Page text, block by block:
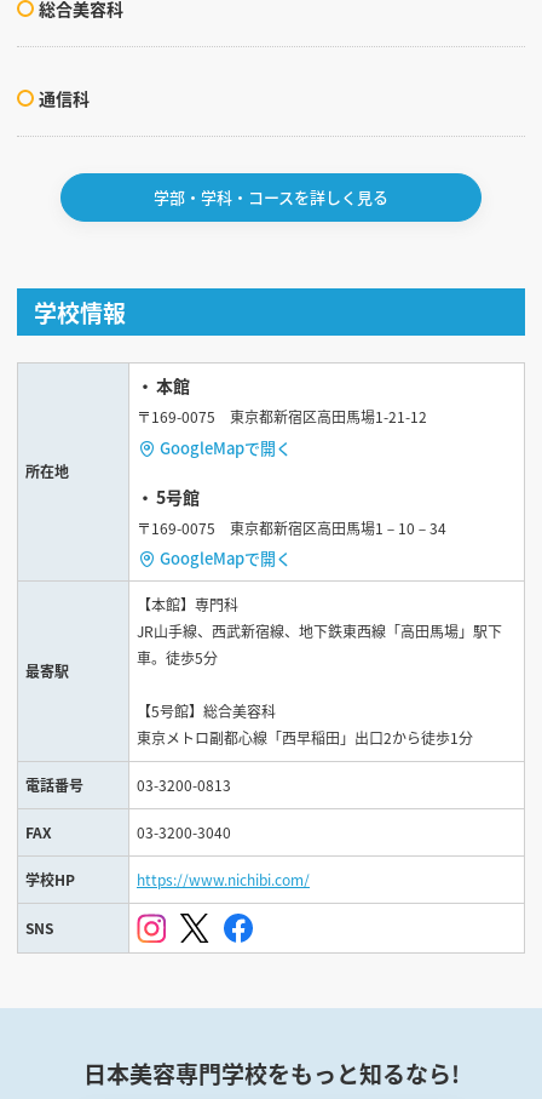
総合美容科
通信科
学部・学科・コースを詳しく見る
学校情報
所在地
本館
〒169-0075 東京都新宿区高田馬場1-21-12
GoogleMapで開く
5号館
〒169-0075 東京都新宿区高田馬場1－10－34
GoogleMapで開く
最寄駅
【本館】専門科
JR山手線、西武新宿線、地下鉄東西線「高田馬場」駅下
車。徒歩5分
【5号館】総合美容科
東京メトロ副都心線「西早稲田」出口2から徒歩1分
電話番号 03-3200-0813
FAX 03-3200-3040
学校HP https://www.nichibi.com/
SNS
日本美容専門学校をもっと知るなら!